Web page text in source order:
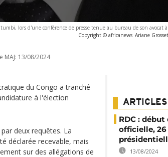
lors d'une conférence de presse tenue au bureau de son
Copyright © africanews Ariane
MAJ: 13/08/2024
du Congo a tranché
à l'élection
deux requêtes. La
déclarée recevable, mais
sur des allégations de
RDC :
officielle,
13/08/2024